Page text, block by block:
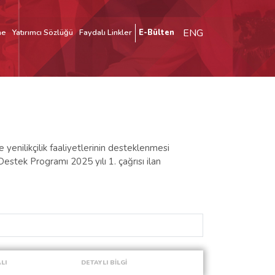
Yatırımcı Sözlüğü Faydalı Linkler E-Bülten ENG
yenilikçilik faaliyetlerinin desteklenmesi
Programı 2025 yılı 1. çağrısı ilan
DETAYLI BİLGİ